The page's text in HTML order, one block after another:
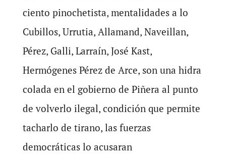
ciento pinochetista, mentalidades a lo
Cubillos, Urrutia, Allamand, Naveillan,
Pérez, Galli, Larraín, José Kast,
Hermógenes Pérez de Arce, son una hidra
colada en el gobierno de Piñera al punto
de volverlo ilegal, condición que permite
tacharlo de tirano, las fuerzas
democráticas lo acusaran